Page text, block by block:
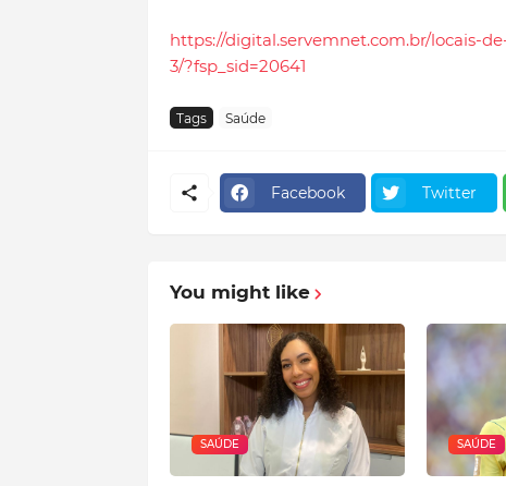
https://digital.servemnet.com.br/locais-
3/?fsp_sid=20641
Tags Saúde
Facebook Twitter
You might like
SAÚDE SAÚDE